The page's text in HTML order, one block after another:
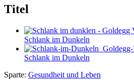
Titel
Schlank im Dunkeln
Schlank im Dunkeln
Sparte: Gesundheit und Leben